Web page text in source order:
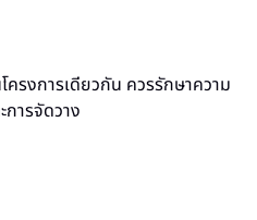
ครงการเดียวกัน ควรรักษาความ
ารจัดวาง